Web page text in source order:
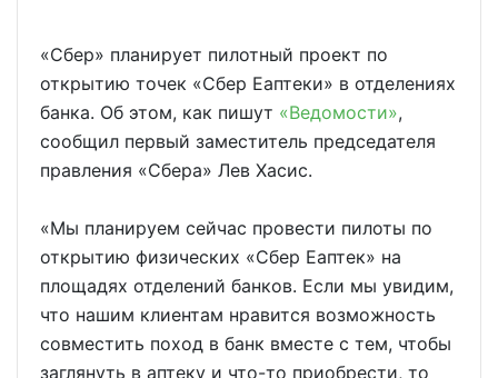
«Сбер» планирует пилотный проект по
открытию точек «Сбер Еаптеки» в отделениях
банка. Об этом, как пишут «Ведомости»,
сообщил первый заместитель председателя
правления «Сбера» Лев Хасис.
«Мы планируем сейчас провести пилоты по
открытию физических «Сбер Еаптек» на
площадях отделений банков. Если мы увидим,
что нашим клиентам нравится возможность
совместить поход в банк вместе с тем, чтобы
заглянуть в аптеку и что-то приобрести, то